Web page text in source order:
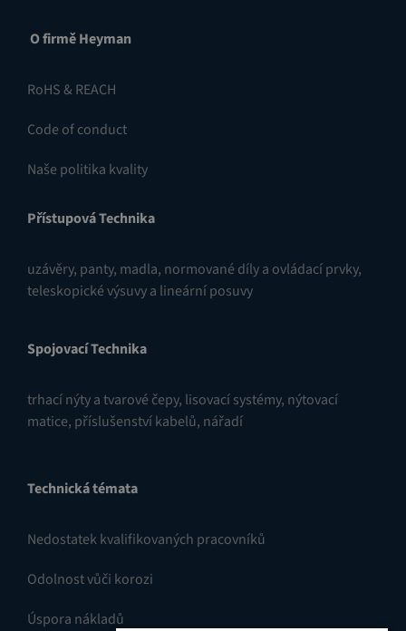
O firmě Heyman
RoHS & REACH
Code of conduct
Naše politika kvality
Přístupová Technika
uzávěry, panty, madla, normované díly a ovládací prvky,
teleskopické výsuvy a lineární posuvy
Spojovací Technika
trhací nýty a tvarové čepy, lisovací systémy, nýtovací
matice, příslušenství kabelů, nářadí
Technická témata
Nedostatek kvalifikovaných pracovníků
Odolnost vůči korozi
Úspora nákladů